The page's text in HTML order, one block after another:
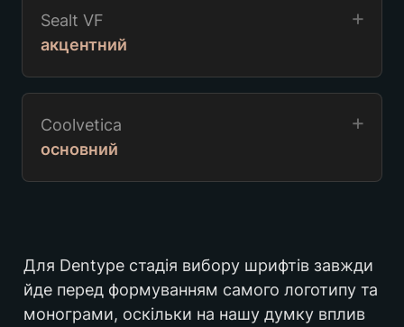
Sealt VF
акцентний
Coolvetica
основний
Для Dentype стадія вибору шрифтів завжди
йде перед формуванням самого логотипу та
монограми, оскільки на нашу думку вплив